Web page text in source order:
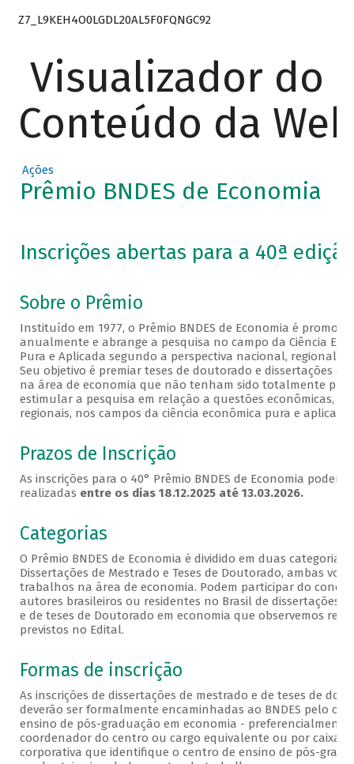
Z7_L9KEH4O0LGDL20AL5F0FQNGC92
Visualizador do
Conteúdo da Web
Ações
Prêmio BNDES de Economia
Inscrições abertas para a 40ª edição
Sobre o Prêmio
Instituído em 1977, o Prêmio BNDES de Economia é
anualmente e abrange a pesquisa no campo da Ciência
Pura e Aplicada segundo a perspectiva nacional, regional
Seu objetivo é premiar teses de doutorado e dissertações de
na área de economia que não tenham sido totalmente
estimular a pesquisa em relação a questões econômicas,
regionais, nos campos da ciência econômica pura e aplicada.
Prazos de Inscrição
As inscrições para o 40° Prêmio BNDES de Economia podem
realizadas entre os dias 18.12.2025 até 13.03.2026.
Categorias
O Prêmio BNDES de Economia é dividido em duas categorias:
Dissertações de Mestrado e Teses de Doutorado, ambas
trabalhos na área de economia. Podem participar do
autores brasileiros ou residentes no Brasil de dissertações
e de teses de Doutorado em economia que observemos
previstos no Edital.
Formas de inscrição
As inscrições de dissertações de mestrado e de teses de
deverão ser formalmente encaminhadas ao BNDES pelo
ensino de pós-graduação em economia - preferencialmente
coordenador do centro ou cargo equivalente ou por caixa
corporativa que identifique o centro de ensino de pós-